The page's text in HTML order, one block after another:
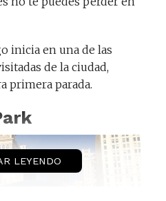
inicia en una de las
de la ciudad,
primera parada.
LEYENDO